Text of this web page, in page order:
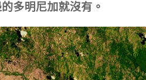
多明尼加就沒有。